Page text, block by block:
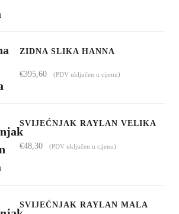
ZIDNA SLIKA HANNA
€395,60 (PDV uključen u cijenu)
SVIJEĆNJAK RAYLAN VELIKA
€48,30 (PDV uključen u cijenu)
SVIJEĆNJAK RAYLAN MALA